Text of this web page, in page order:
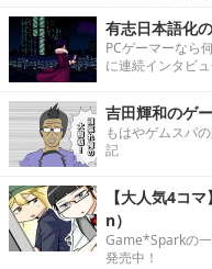
有志日本語化
PCゲーマーなら
に連続インタビュ
吉田輝和のゲ
もはやゲムスパ
記
【大人気4コ
n）
Game*Sparkの
発売中！